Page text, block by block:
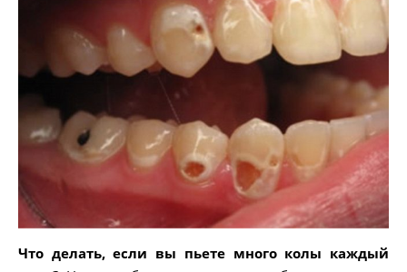
Что делать, если вы пьете много колы каждый